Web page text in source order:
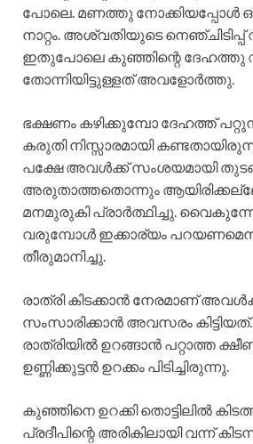
പോലെ. മണത്തു നോക്കിയപ്പോൾ
നാറ്റം. അശ്വതിയുടെ നെഞ്ചിടിപ്പ്
ഇതുപോലെ കുഞ്ഞിന്റെ ദേഹത്തു
തോന്നിയിട്ടുള്ളത് അവളോർത്തു.
ഭക്ഷണം കഴിക്കുമ്പോ ദേഹത്ത്
കരുതി നിസ്സാരമായി
പക്ഷേ അവൾക്ക് സംശയമായി
അരുതാത്തതൊന്നും
മനമുരുകി പ്രാർത്ഥിച്ചു.
വരുമ്പോൾ ഇക്കാര്യം
തീരുമാനിച്ചു.
രാത്രി കിടക്കാൻ നേരമാണ്
സംസാരിക്കാൻ അവസരം
രാത്രിയിൽ ഉറങ്ങാൻ പറ്റാത്ത
ഉണ്ണിക്കുട്ടൻ ഉറക്കം പിടിച്ചിരുന്നു.
കുഞ്ഞിനെ ഉറക്കി തൊട്ടിലിൽ
പ്രദീപിന്റെ അരികിലായി വന്ന്